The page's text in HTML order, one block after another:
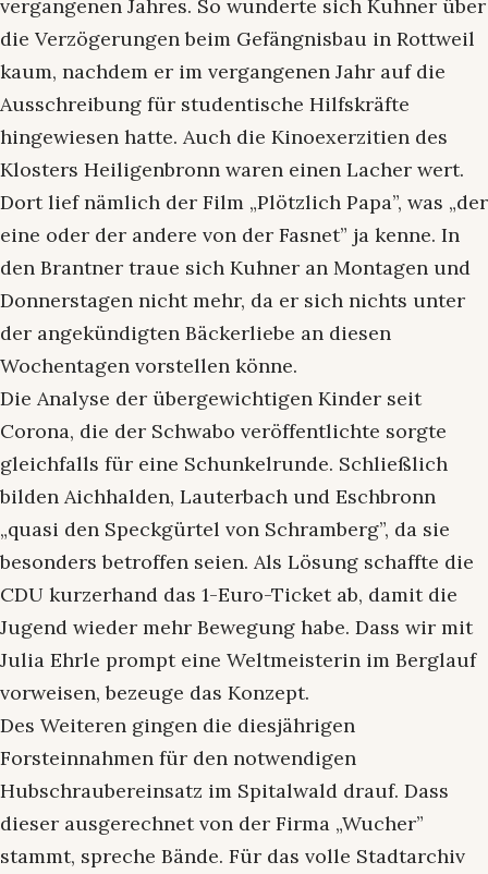
vergangenen Jahres. So wunderte sich Kuhner über
die Verzögerungen beim Gefängnisbau in Rottweil
kaum, nachdem er im vergangenen Jahr auf die
Ausschreibung für studentische Hilfskräfte
hingewiesen hatte. Auch die Kinoexerzitien des
Klosters Heiligenbronn waren einen Lacher wert.
Dort lief nämlich der Film „Plötzlich Papa”, was „der
eine oder der andere von der Fasnet” ja kenne. In
den Brantner traue sich Kuhner an Montagen und
Donnerstagen nicht mehr, da er sich nichts unter
der angekündigten Bäckerliebe an diesen
Wochentagen vorstellen könne.
Die Analyse der übergewichtigen Kinder seit
Corona, die der Schwabo veröffentlichte sorgte
gleichfalls für eine Schunkelrunde. Schließlich
bilden Aichhalden, Lauterbach und Eschbronn
„quasi den Speckgürtel von Schramberg”, da sie
besonders betroffen seien. Als Lösung schaffte die
CDU kurzerhand das 1-Euro-Ticket ab, damit die
Jugend wieder mehr Bewegung habe. Dass wir mit
Julia Ehrle prompt eine Weltmeisterin im Berglauf
vorweisen, bezeuge das Konzept.
Des Weiteren gingen die diesjährigen
Forsteinnahmen für den notwendigen
Hubschraubereinsatz im Spitalwald drauf. Dass
dieser ausgerechnet von der Firma „Wucher”
stammt, spreche Bände. Für das volle Stadtarchiv